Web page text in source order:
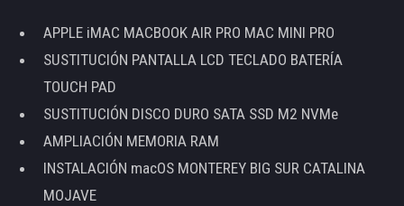
APPLE iMAC MACBOOK AIR PRO MAC MINI PRO
SUSTITUCIÓN PANTALLA LCD TECLADO BATERÍA
TOUCH PAD
SUSTITUCIÓN DISCO DURO SATA SSD M2 NVMe
AMPLIACIÓN MEMORIA RAM
INSTALACIÓN macOS MONTEREY BIG SUR CATALINA
MOJAVE